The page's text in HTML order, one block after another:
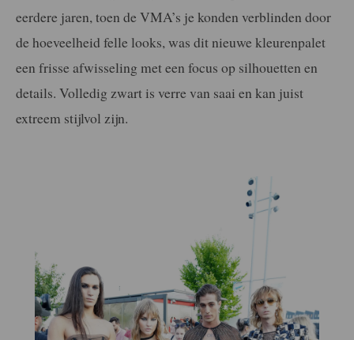
eerdere jaren, toen de VMA’s je konden verblinden door
de hoeveelheid felle looks, was dit nieuwe kleurenpalet
een frisse afwisseling met een focus op silhouetten en
details. Volledig zwart is verre van saai en kan juist
extreem stijlvol zijn.